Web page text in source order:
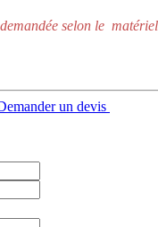
selon le
un devis